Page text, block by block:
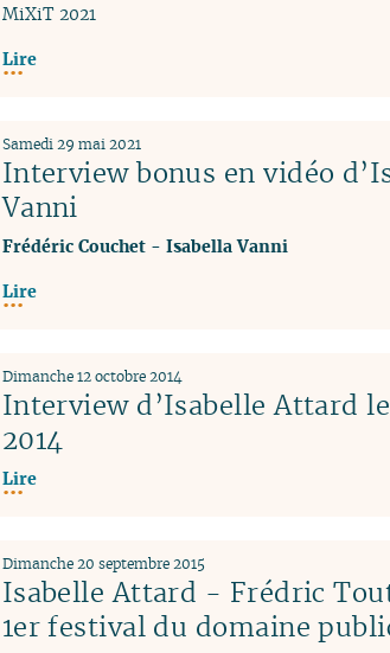
MiXiT 2021
Lire
Interview bonus en vidéo
Vanni
Samedi 29 mai 2021
Frédéric Couchet- Isabella Vanni
Lire
Interview d’Isabelle Attard
2014
Dimanche 12 octobre 2014
Lire
Isabelle Attard - Frédric
1er festival du domaine
Dimanche 20 septembre 2015